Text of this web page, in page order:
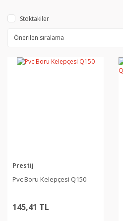
Stoktakiler
Prestij
Pvc Boru Kelepçesi Q150
145,41 TL